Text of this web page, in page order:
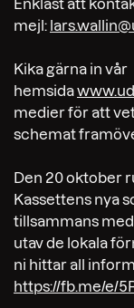
Enklast att
mejl:
Kika gärna in vår
hemsida
medier för att
schemat
Den 20 oktober
Kassettens nya
tillsammans
utav de lokala
ni hittar all
https://fb.me/e/